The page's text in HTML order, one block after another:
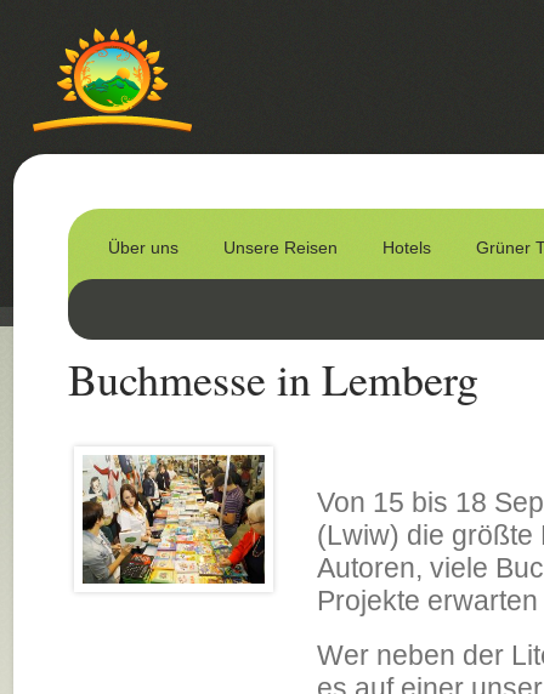
Über uns Unsere Reisen Hotels Grüner
Buchmesse in Lemberg
Von 15 bis 18
(Lwiw) die größte
Autoren, viele
Projekte
Wer neben der